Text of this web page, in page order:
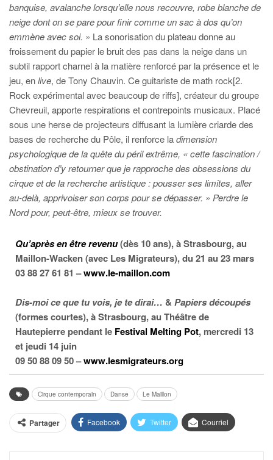
banquise, avalanche lorsqu’elle nous recouvre, robe blanche de
neige dont on se pare pour finir comme un sac à dos qu’on
emmène avec soi. » La sonorisation du plateau donne au
froissement du papier le bruit des pas dans la neige dans un
subtil rapport charnel à la matière renforcé par la présence et le
jeu, enlive, de Tony Chauvin. Ce guitariste de math rock[2.
Rock expérimental avec beaucoup de riffs], créateur du groupe
Chevreuil, apporte respirations et contrepoints musicaux. Placé
sous une herse de projecteurs diffusant la lumière criarde des
bases de recherche du Pôle, il renforce ladimension
psychologique de la quête du péril extrême, « cette fascination /
obstination d’y retourner que je rapproche des obsessions du
cirque et de la recherche artistique : pousser ses limites, aller
au-delà, apprivoiser son corps pour se dépasser. » Perdre le
Nord pour, peut-être, mieux se trouver.
Qu’après en être revenu(dès 10 ans), à Strasbourg, au
Maillon-Wacken (avec Les Migrateurs), du 21 au 23 mars
03 88 27 61 81 –www.le-maillon.com
Dis-moi ce que tu vois, je te dirai… & Papiers découpés
(formes courtes), à Strasbourg, au Théâtre de
Hautepierre pendant le Festival Melting Pot, mercredi 13
et jeudi 14 juin
09 50 88 09 50 –www.lesmigrateurs.org
Cirque contemporain Danse Le Maillon
Partager Facebook Twitter Courriel